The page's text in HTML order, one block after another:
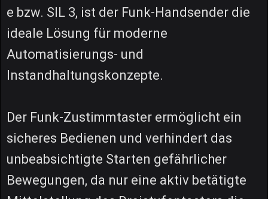
e bzw. SIL 3, ist der Funk-Handsender die
ideale Lösung für moderne
Automatisierungs- und
Instandhaltungskonzepte.
Der Funk-Zustimmtaster ermöglicht ein
sicheres Bedienen und verhindert das
unbeabsichtigte Starten gefährlicher
Bewegungen, da nur eine aktiv betätigte